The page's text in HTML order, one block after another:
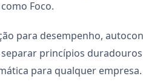
Foco.
para desempenho,
princípios
para qualquer empresa.